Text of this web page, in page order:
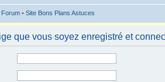
Forum • Site Bons Plans Astuces
que vous soyez enregistré et